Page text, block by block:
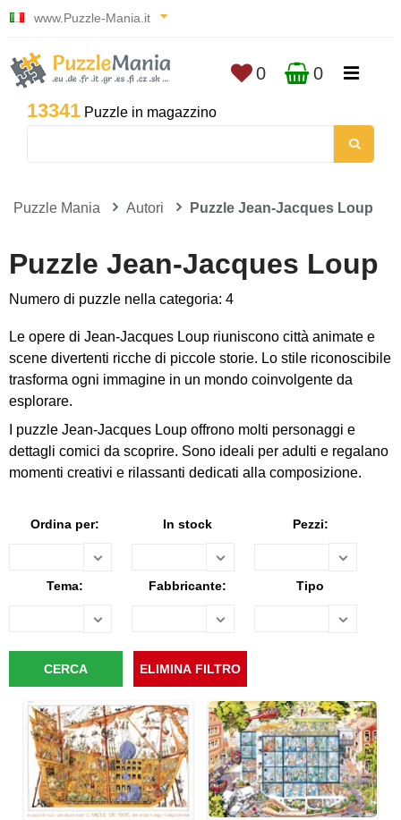
www.Puzzle-Mania.it
13341 Puzzle in magazzino
0 0
Puzzle Mania Autori Puzzle Jean-Jacques Loup
Puzzle Jean-Jacques Loup
Numero di puzzle nella categoria: 4
Le opere di Jean-Jacques Loup riuniscono città animate e
scene divertenti ricche di piccole storie. Lo stile riconoscibile
trasforma ogni immagine in un mondo coinvolgente da
esplorare.
I puzzle Jean-Jacques Loup offrono molti personaggi e
dettagli comici da scoprire. Sono ideali per adulti e regalano
momenti creativi e rilassanti dedicati alla composizione.
Ordina per: In stock Pezzi:
Tema: Fabbricante: Tipo